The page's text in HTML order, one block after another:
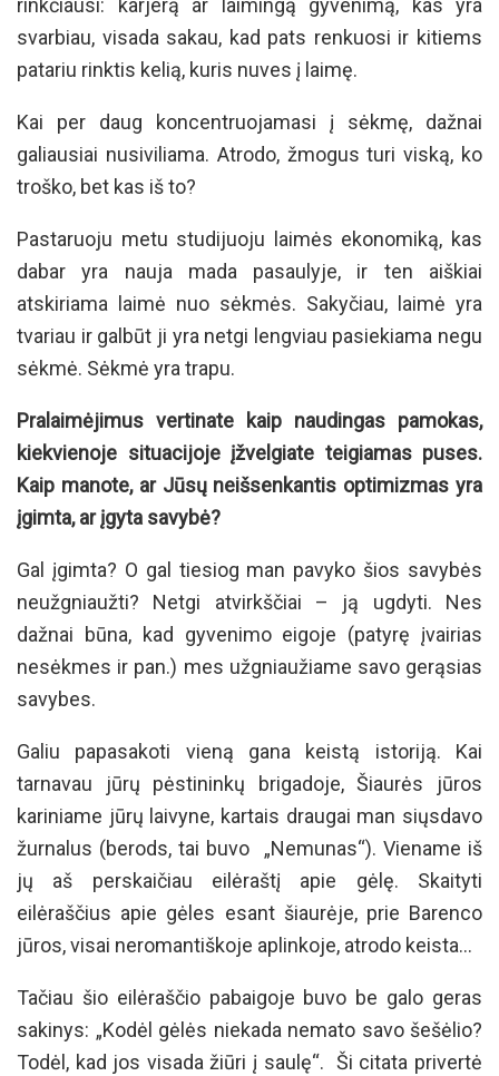
rinkčiausi: karjerą ar laimingą gyvenimą, kas yra
svarbiau, visada sakau, kad pats renkuosi ir kitiems
patariu rinktis kelią, kuris nuves į laimę.
Kai per daug koncentruojamasi į sėkmę, dažnai
galiausiai nusiviliama. Atrodo, žmogus turi viską, ko
troško, bet kas iš to?
Pastaruoju metu studijuoju laimės ekonomiką, kas
dabar yra nauja mada pasaulyje, ir ten aiškiai
atskiriama laimė nuo sėkmės. Sakyčiau, laimė yra
tvariau ir galbūt ji yra netgi lengviau pasiekiama negu
sėkmė. Sėkmė yra trapu.
Pralaimėjimus vertinate kaip naudingas pamokas,
kiekvienoje situacijoje įžvelgiate teigiamas puses.
Kaip manote, ar Jūsų neišsenkantis optimizmas yra
įgimta, ar įgyta savybė?
Gal įgimta? O gal tiesiog man pavyko šios savybės
neužgniaužti? Netgi atvirkščiai – ją ugdyti. Nes
dažnai būna, kad gyvenimo eigoje (patyrę įvairias
nesėkmes ir pan.) mes užgniaužiame savo gerąsias
savybes.
Galiu papasakoti vieną gana keistą istoriją. Kai
tarnavau jūrų pėstininkų brigadoje, Šiaurės jūros
kariniame jūrų laivyne, kartais draugai man siųsdavo
žurnalus (berods, tai buvo „Nemunas“). Viename iš
jų aš perskaičiau eilėraštį apie gėlę. Skaityti
eilėraščius apie gėles esant šiaurėje, prie Barenco
jūros, visai neromantiškoje aplinkoje, atrodo keista…
Tačiau šio eilėraščio pabaigoje buvo be galo geras
sakinys: „Kodėl gėlės niekada nemato savo šešėlio?
Todėl, kad jos visada žiūri į saulę“. Ši citata privertė